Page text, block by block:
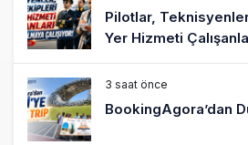
Pilotlar,
Yer Hizmeti
3 saat önce
BookingAgora’dan